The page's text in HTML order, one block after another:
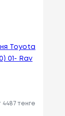
Toyota
01- Rav
4487 тенге